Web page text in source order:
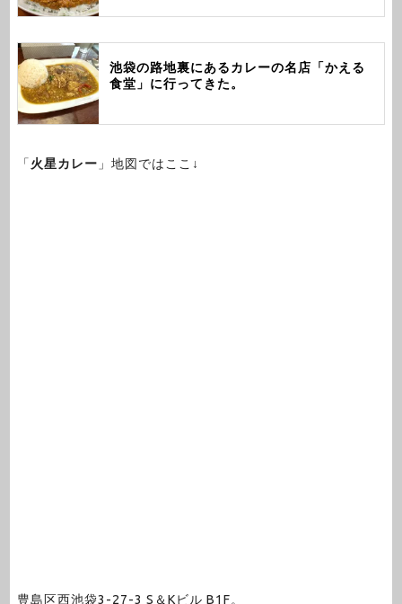
池袋の路地裏にあるカレーの名店「かえる
食堂」に行ってきた。
「 火星カレー 」地図ではここ↓
豊島区西池袋3-27-3 S＆Kビル B1F。